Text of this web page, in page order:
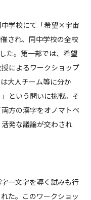
中学校にて「希望×宇宙
され、同中学校の全校
た。第一部では、希望
によるワークショップ
大人チーム等に分か
という問いに挑戦。そ
方の漢字をオノマトペ
発な議論が交わされ
一文字を導く試みも行
た。このワークショッ